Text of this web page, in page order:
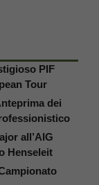
PIF
Tour
dei
all’AIG
Henseleit